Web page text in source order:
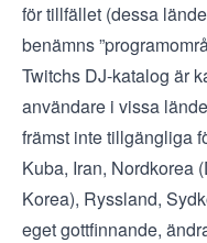
för tillfället (dessa
benämns
Twitchs DJ-katalog är
användare i vissa
främst inte tillgängliga
Kuba, Iran, Nordkorea
Korea), Ryssland,
eget gottfinnande,